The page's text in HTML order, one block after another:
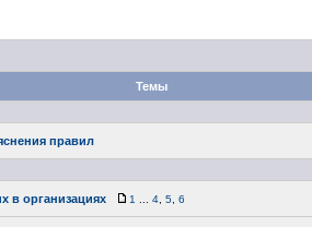
Темы
правил
в организациях 1 4 5 6